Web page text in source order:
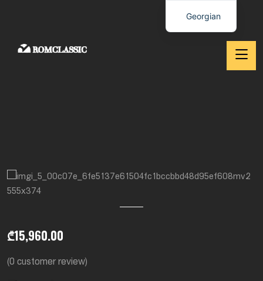
₾15,960.00
(0 customer review)
Georgian